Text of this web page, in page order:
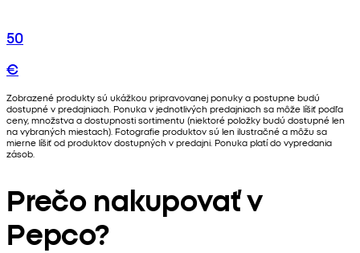
50
€
Zobrazené produkty sú ukážkou pripravovanej ponuky a postupne budú
dostupné v predajniach. Ponuka v jednotlivých predajniach sa môže líšiť podľa
ceny, množstva a dostupnosti sortimentu (niektoré položky budú dostupné len
na vybraných miestach). Fotografie produktov sú len ilustračné a môžu sa
mierne líšiť od produktov dostupných v predajni. Ponuka platí do vypredania
zásob.
Prečo nakupovať v
Pepco?